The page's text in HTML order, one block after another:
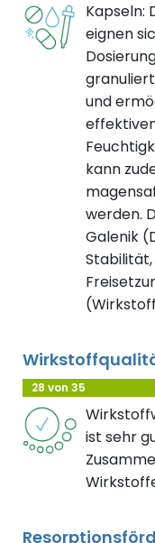
Kapseln:
eignen
und
kann
werden.
Galenik
28 von 35
ist sehr